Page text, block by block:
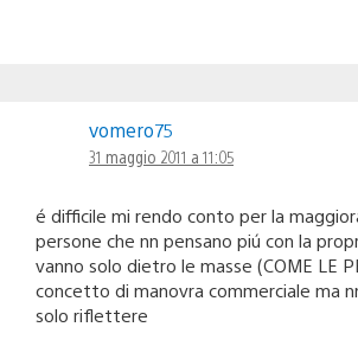
vomero75
31 maggio 2011 a 11:05
é difficile mi rendo conto per la
persone che nn pensano piú con la
vanno solo dietro le masse (COME LE
concetto di manovra commerciale ma
solo riflettere